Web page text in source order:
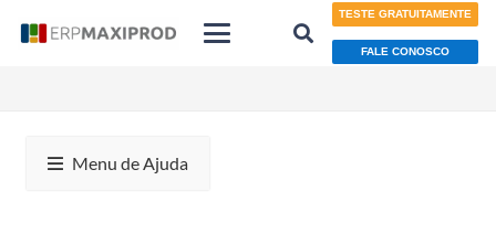
TESTE GRATUITAMENTE
FALE CONOSCO
Menu de Ajuda